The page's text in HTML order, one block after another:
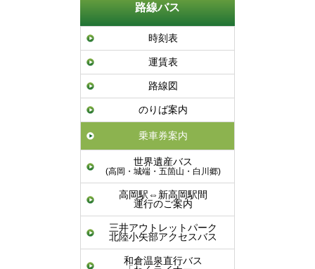
路線バス
時刻表
運賃表
路線図
のりば案内
乗車券案内
世界遺産バス
(高岡・城端・五箇山・白川郷)
高岡駅⇔新高岡駅間
運行のご案内
三井アウトレットパーク
北陸小矢部アクセスバス
和倉温泉直行バス